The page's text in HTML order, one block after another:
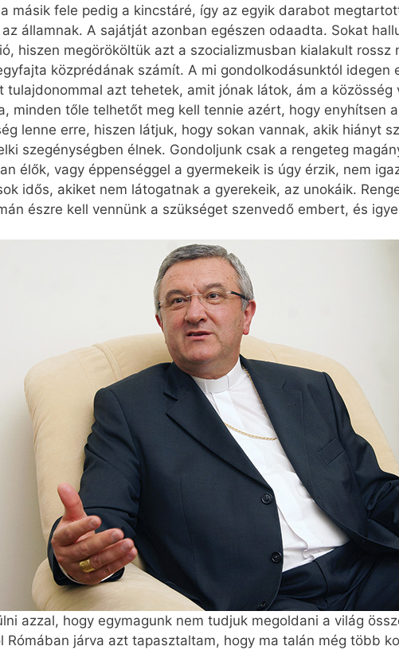
másik fele pedig a kincstáré, így az egyik darabot
államnak. A sajátját azonban egészen odaadta. Sokat
hiszen megörököltük azt a szocializmusban kialakult rossz
közprédának számít. A mi gondolkodásunktól idegen
tulajdonommal azt tehetek, amit jónak látok, ám a
minden tőle telhetőt meg kell tennie azért, hogy enyhítsen
lenne erre, hiszen látjuk, hogy sokan vannak, akik hiányt
szegénységben élnek. Gondoljunk csak a rengeteg
élők, vagy éppenséggel a gyermekeik is úgy érzik, nem
idős, akiket nem látogatnak a gyerekeik, az unokáik.
észre kell vennünk a szükséget szenvedő embert, és
azzal, hogy egymagunk nem tudjuk megoldani a világ
Rómában járva azt tapasztaltam, hogy ma talán még több